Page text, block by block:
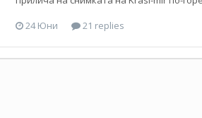
24 Юни
21 replies